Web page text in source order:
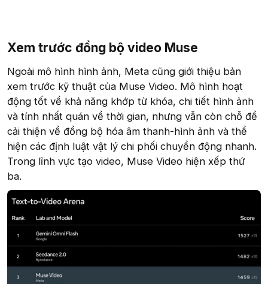
Xem trước đồng bộ video Muse​
Ngoài mô hình hình ảnh, Meta cũng giới thiệu bản
xem trước kỹ thuật của Muse Video. Mô hình hoạt
động tốt về khả năng khớp từ khóa, chi tiết hình ảnh
và tính nhất quán về thời gian, nhưng vẫn còn chỗ để
cải thiện về đồng bộ hóa âm thanh-hình ảnh và thể
hiện các định luật vật lý chi phối chuyển động nhanh.
Trong lĩnh vực tạo video, Muse Video hiện xếp thứ
ba.